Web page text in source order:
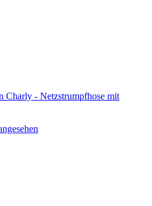
Charly - Netzstrumpfhose mit